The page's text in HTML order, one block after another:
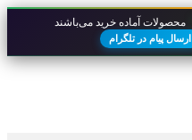
محصولات آماده خرید می‌باشند
ارسال پیام در تلگرام